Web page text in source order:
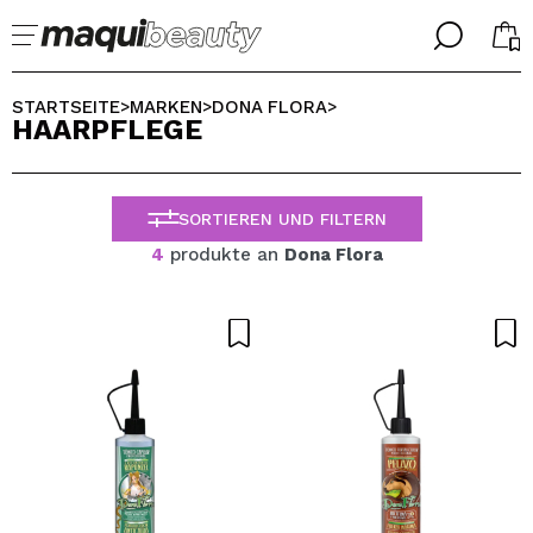
╳
Ich bin bereits #maquilover, ich habe ein Konto
Ich habe hier kein Konto
╳
WÄHLE DEINE SPRACHE
ALEMAN
ESPAÑOL
ENGLISH
FRANCES
STARTSEITE>MARKEN>DONA FLORA>
HAARPFLEGE
SORTIEREN UND FILTERN
4 produkte an Dona Flora